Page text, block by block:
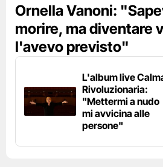
Ornella Vanoni:
morire, ma diventare
l'avevo previsto"
L'album live
Rivoluzionaria:
"Mettermi a nudo
mi avvicina alle
persone"